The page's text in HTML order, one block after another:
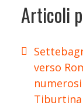
Articoli
verso
Tiburtina